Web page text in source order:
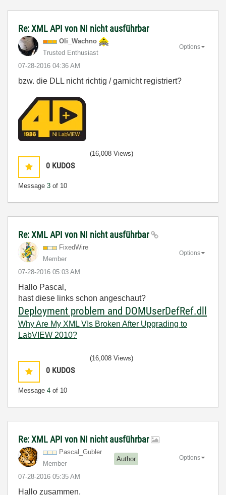
Re: XML API von NI nicht ausführbar
Oli_Wachno
Trusted Enthusiast
‎07-28-2016 04:36 AM
Options
bzw. die DLL nicht richtig / garnicht registriert?
0 KUDOS
Message 3 of 10
(16,008 Views)
Re: XML API von NI nicht ausführbar
FixedWire
Member
‎07-28-2016 05:03 AM
Options
Hallo Pascal,
hast diese links schon angeschaut?
Deployment problem and DOMUserDefRef.dll
Why Are My XML VIs Broken After Upgrading to
LabVIEW 2010?
0 KUDOS
Message 4 of 10
(16,008 Views)
Re: XML API von NI nicht ausführbar
Pascal_Gubler
Member
Author
‎07-28-2016 05:35 AM
Options
Hallo zusammen,